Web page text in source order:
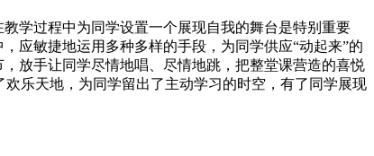
学过程中为同学设置一个展现自我的舞台是特别重要
应敏捷地运用多种多样的手段，为同学供应“动起来”的
放手让同学尽情地唱、尽情地跳，把整堂课营造的喜悦
乐天地，为同学留出了主动学习的时空，有了同学展现